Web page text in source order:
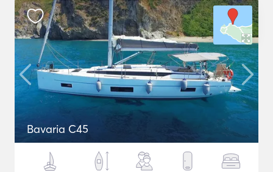
Bavaria C45